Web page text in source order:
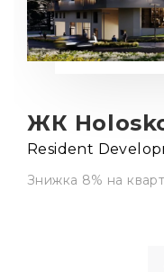
ЖК
Resident
Знижка 8% на